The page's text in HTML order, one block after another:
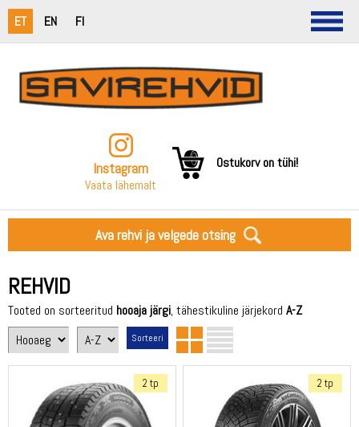
ET EN FI
Instagram
Vaata lähemalt
Ostukorv on tühi!
Ava rehvi ja velgede otsing
REHVID
Tooted on sorteeritud hooaja järgi, tähestikuline järjekord A-Z
2 tp 2 tp